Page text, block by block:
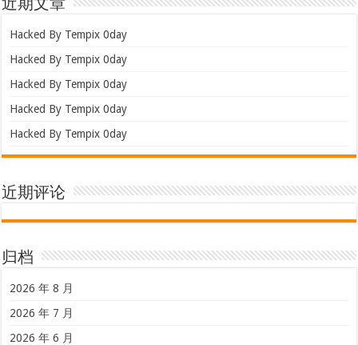
近期文章
Hacked By Tempix 0day
Hacked By Tempix 0day
Hacked By Tempix 0day
Hacked By Tempix 0day
Hacked By Tempix 0day
近期评论
归档
2026 年 8 月
2026 年 7 月
2026 年 6 月